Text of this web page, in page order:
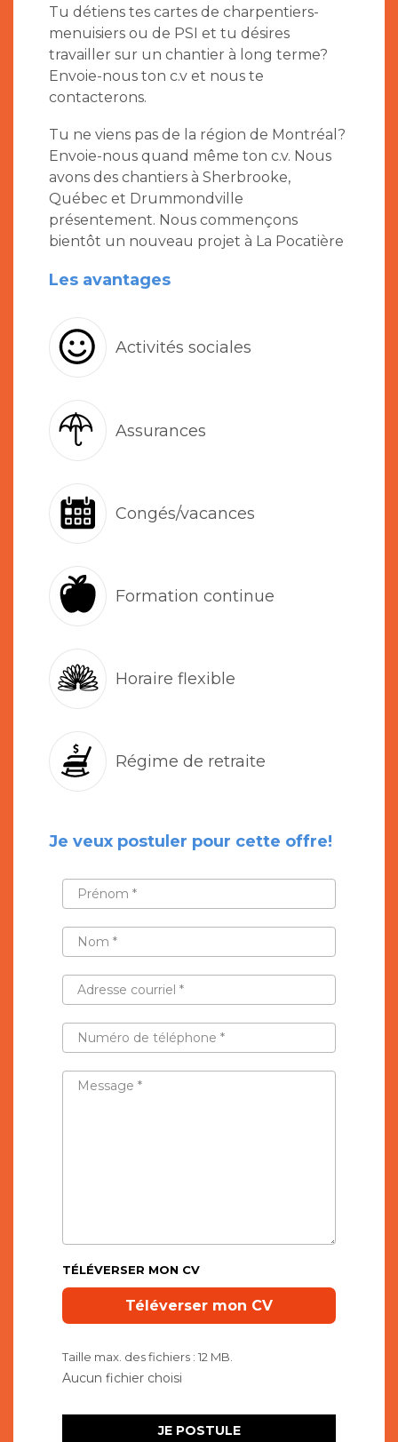
Tu détiens tes cartes de charpentiers-
menuisiers ou de PSI et tu désires
travailler sur un chantier à long terme?
Envoie-nous ton c.v et nous te
contacterons.
Tu ne viens pas de la région de Montréal?
Envoie-nous quand même ton c.v. Nous
avons des chantiers à Sherbrooke,
Québec et Drummondville
présentement. Nous commençons
bientôt un nouveau projet à La Pocatière
Les avantages
Activités sociales
Assurances
Congés/vacances
Formation continue
Horaire flexible
Régime de retraite
Je veux postuler pour cette offre!
PRÉNOM
NOM
ADRESSE
COURRIEL
*
NUMÉRO
TÉLÉPHONE
*MESSAGE
TÉLÉVERSER MON CV
Taille max. des fichiers : 12 MB.